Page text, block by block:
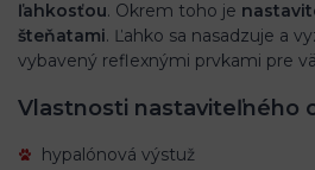
ľahkosťou. Okrem toho je
šteňatami. Ľahko sa nasadzuje a
vybavený reflexnými prvkami pre
Vlastnosti nastaviteľného
hypalónová výstuž